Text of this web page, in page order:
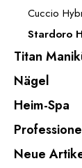
Cuccio
Stardoro
Titan
Nägel
Heim-Spa
Neue